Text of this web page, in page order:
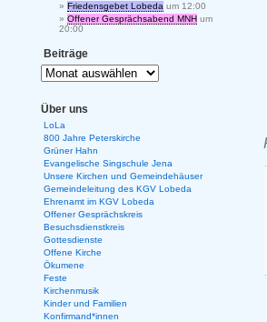
Friedensgebet Lobeda um 12:00
Offener Gesprächsabend MNH um
20:00
Beiträge
Über uns
LoLa
800 Jahre Peterskirche
Grüner Hahn
Evangelische Singschule Jena
Unsere Kirchen und Gemeindehäuser
Gemeindeleitung des KGV Lobeda
Ehrenamt im KGV Lobeda
Offener Gesprächskreis
Besuchsdienstkreis
Gottesdienste
Offene Kirche
Ökumene
Feste
Kirchenmusik
Kinder und Familien
Konfirmand*innen